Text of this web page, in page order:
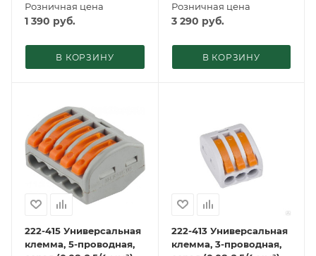
Розничная цена
1 390 руб.
В КОРЗИНУ
Розничная цена
3 290 руб.
В КОРЗИНУ
222-415 Универсальная
клемма, 5-проводная,
222-413 Универсальная
клемма, 3-проводная,